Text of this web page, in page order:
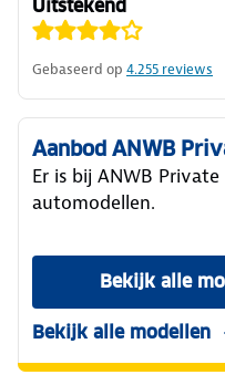
Uitstekend
Gebaseerd op 4.255 reviews
Aanbod ANWB
Er is bij ANWB
automodellen.
Bekijk alle
Bekijk alle modellen